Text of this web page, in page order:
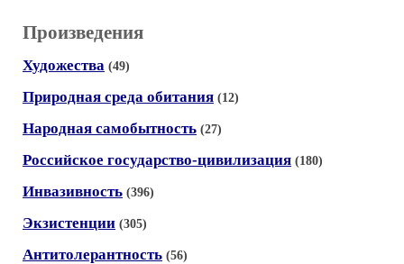
Произведения
Художества (49)
Природная среда обитания (12)
Народная самобытность (27)
Российское государство-цивилизация (180)
Инвазивность (396)
Экзистенции (305)
Антитолерантность (56)